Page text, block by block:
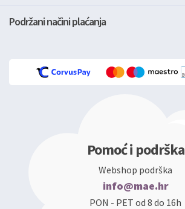
Podržani načini plaćanja
Pomoć i podrška
Webshop podrška
info@mae.hr
PON - PET od 8 do 16h